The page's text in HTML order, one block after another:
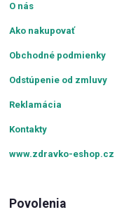
O nás
Ako nakupovať
Obchodné podmienky
Odstúpenie od zmluvy
Reklamácia
Kontakty
www.zdravko-eshop.cz
Povolenia